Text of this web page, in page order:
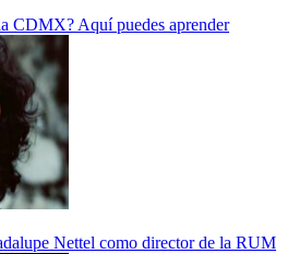
CDMX? Aquí puedes aprender
Nettel como director de la RUM